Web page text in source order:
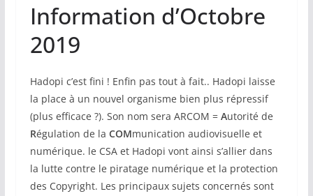
Information d’Octobre
2019
Hadopi c’est fini ! Enfin pas tout à fait.. Hadopi laisse
la place à un nouvel organisme bien plus répressif
(plus efficace ?). Son nom sera ARCOM = Autorité de
Régulation de la COMmunication audiovisuelle et
numérique. le CSA et Hadopi vont ainsi s’allier dans
la lutte contre le piratage numérique et la protection
des Copyright. Les principaux sujets concernés sont